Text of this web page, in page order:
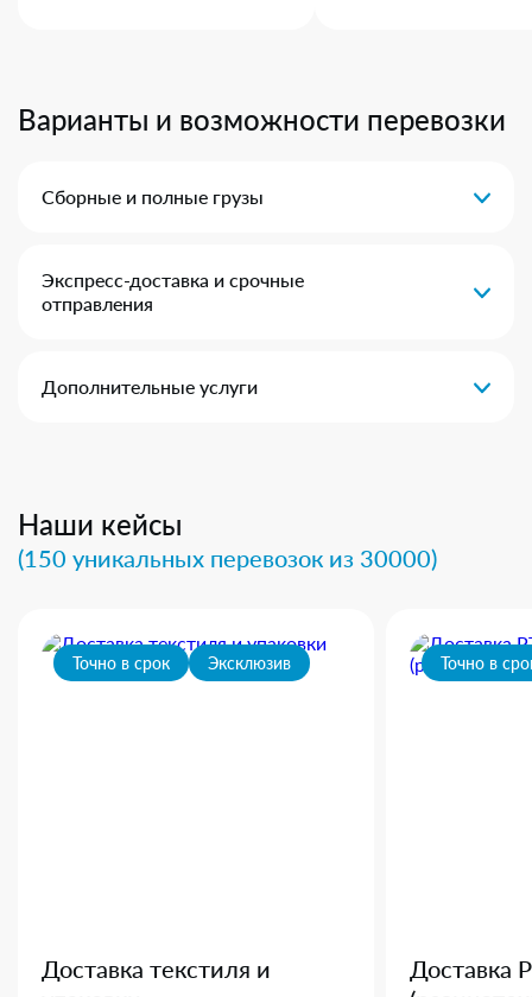
Варианты и возможности перевозки
Сборные и полные грузы
Экспресс-доставка и срочные
отправления
Дополнительные услуги
Наши кейсы
(150 уникальных перевозок из 30000)
Точно в срок Эксклюзив
Доставка текстиля и
Точно в
Доставка